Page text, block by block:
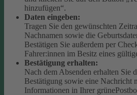
hinzufügen“.
Daten eingeben:
Tragen Sie den gewünschten
Nachnamen sowie die
Bestätigen Sie außerdem per
Fahrer:innen im Besitz eines
Bestätigung erhalten:
Nach dem Absenden erhalten Sie
Bestätigung sowie eine Nachricht
Informationen in Ihrer